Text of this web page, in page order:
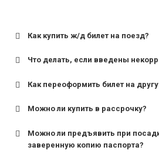
Как купить ж/д билет на поезд?
Что делать, если введены
Как переоформить билет на
Можно ли купить в рассрочку?
Можно ли предъявить при
заверенную копию паспорта?